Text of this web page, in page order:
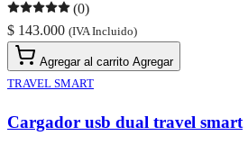
(0)
$ 143.000 (IVA Incluido)
Agregar al carrito Agregar
TRAVEL SMART
Cargador usb dual travel smart